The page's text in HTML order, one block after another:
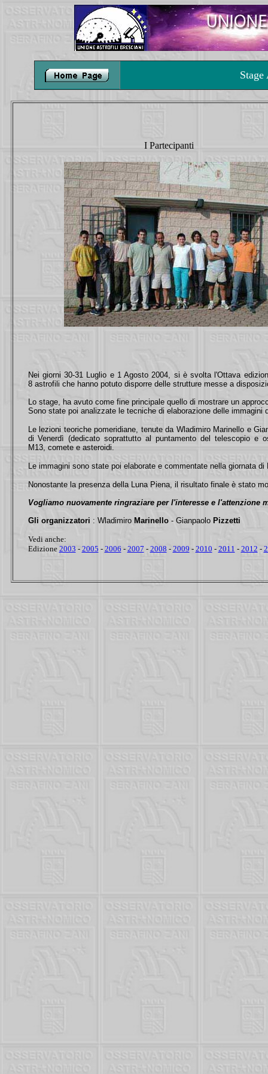
I Partecipanti
Nei giorni 30-31 Luglio e 1 Agosto 2004, si è svolta l'Ottava
8 astrofili che hanno potuto disporre delle strutture messe a
Lo stage, ha avuto come fine principale quello di mostrare un
Sono state poi analizzate le tecniche di elaborazione delle
Le lezioni teoriche pomeridiane, tenute da Wladimiro Marinello e
di Venerdì (dedicato soprattutto al puntamento del telescopio
M13, comete e asteroidi.
Le immagini sono state poi elaborate e commentate nella giornata di
Nonostante la presenza della Luna Piena, il risultato finale è stato
Vogliamo nuovamente ringraziare per l'interesse e l'attenzione
Gli organizzatori : Wladimiro Marinello- Gianpaolo Pizzetti
Vedi anche:
Edizione 2003 - 2005 - 2006 - 2007 - 2008 - 2009 - 2010 - 2011 - 2012 -